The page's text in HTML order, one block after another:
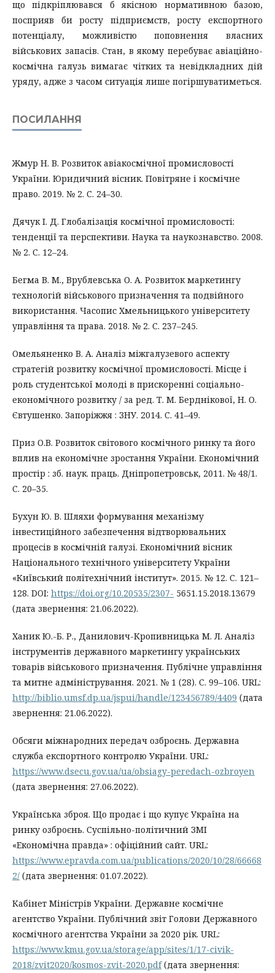
що підкріплювався б якісною нормативною базою,
посприяв би росту підприємств, росту експортного
потенціалу, можливістю поповнення власних
військових запасів. Стан, в якому перебуває авіаційно-
космічна галузь вимагає чітких та невідкладних дій
уряду, адже з часом ситуація лише погіршуватиметься.
ПОСИЛАННЯ
Жмур Н. В. Розвиток авіакосмічної промисловості
України. Юридичний вісник. Повітряне і космічне
право. 2019. № 2. С. 24–30.
Дячук І. Д. Глобалізація космічної промисловості:
тенденції та перспективи. Наука та наукознавство. 2008.
№ 2. С. 12–24.
Бегма В. М., Врублевська О. А. Розвиток маркетингу
технологій військового призначення та подвійного
використання. Часопис Хмельницького університету
управління та права. 2018. № 2. С. 237–245.
Омельяненко В. А. Аналіз міжгалузевого аспекту
стратегій розвитку космічної промисловості. Місце і
роль студентської молоді в прискоренні соціально-
економічного розвитку / за ред. Т. М. Берднікової, Н. О.
Євтушенко. Запоріжжя : ЗНУ. 2014. C. 41–49.
Приз О.В. Розвиток світового космічного ринку та його
вплив на економічне зростання України. Економічний
простір : зб. наук. праць. Дніпропетровськ, 2011. № 48/1.
С. 20–35.
Бухун Ю. В. Шляхи формування механізму
інвестиційного забезпечення відтворювальних
процесів в космічній галузі. Економічний вісник
Національного технічного університету України
«Київський політехнічний інститут». 2015. № 12. С. 121–
128. DOI: https://doi.org/10.20535/2307- 5651.15.2018.13679
(дата звернення: 21.06.2022).
Ханик Ю.-Б. Р., Данилович-Кропивницька М. Л. Аналіз
інструментів державного маркетингу українських
товарів військового призначення. Публічне управління
та митне адміністрування. 2021. № 1 (28). С. 99–106. URL:
http://biblio.umsf.dp.ua/jspui/handle/123456789/4409 (дата
звернення: 21.06.2022).
Обсяги міжнародних передач озброєнь. Державна
служба експортного контролю України. URL:
https://www.dsecu.gov.ua/ua/obsiagy-peredach-ozbroyen
(дата звернення: 27.06.2022).
Українська зброя. Що продає і що купує Україна на
ринку озброєнь. Суспільно-політичний ЗМІ
«Економічна правда» : офіційний сайт. URL:
https://www.epravda.com.ua/publications/2020/10/28/66668
2/ (дата звернення: 01.07.2022).
Кабінет Міністрів України. Державне космічне
агентство України. Публічний звіт Голови Державного
космічного агентства України за 2020 рік. URL:
https://www.kmu.gov.ua/storage/app/sites/1/17-civik-
2018/zvit2020/kosmos-zvit-2020.pdf(дата звернення: